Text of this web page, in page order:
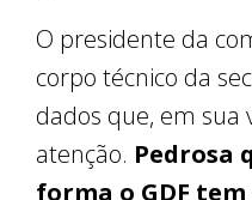
O presidente da
corpo técnico da
dados que, em sua
atenção. Pedrosa
forma o GDF